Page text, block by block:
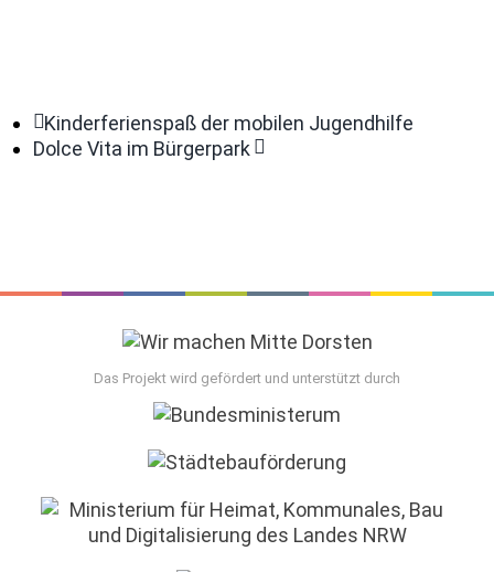
Kinderferienspaß der mobilen Jugendhilfe
Dolce Vita im Bürgerpark
Das Projekt wird gefördert und unterstützt durch